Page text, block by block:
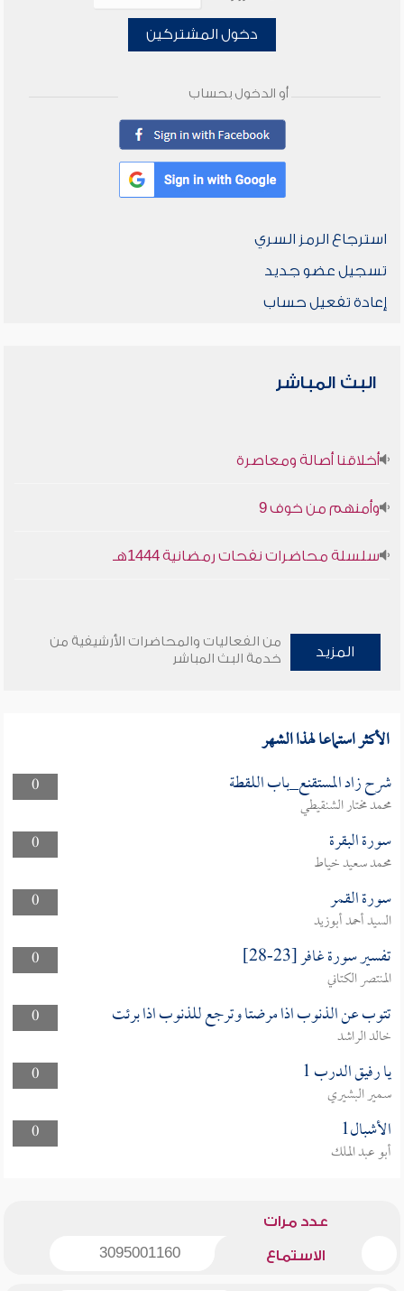
دخول المشتركين
أو الدخول بحساب
استرجاع الرمز السري
تسجيل عضو جديد
إعادة تفعيل حساب
البث المباشر
أخلاقنا أصالة ومعاصرة
وأمنهم من خوف 9
سلسلة محاضرات نفحات رمضانية 1444هـ
المزيد
من الفعاليات والمحاضرات الأرشيفية من
خدمة البث المباشر
الأكثر استماعا لهذا الشهر
0 شرح زاد المستقنع_باب اللقطة
محمد مختار الشنقيطي
0
سورة البقرة
محمد سعيد خياط
0
سورة القمر
السيد أحمد أبوزيد
0
تفسير سورة غافر [23-28]
المنتصر الكتاني
0
تتوب عن الذنوب اذا مرضتا وترجع للذنوب اذا برئت
خالد الراشد
0
يا رفيق الدرب 1
سمير البشيري
0
الأشبال1
أبو عبد الملك
عدد مرات
الاستماع 3095001160